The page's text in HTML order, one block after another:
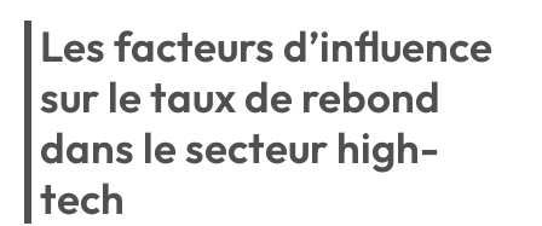
Les facteurs d’influence
sur le taux de rebond
dans le secteur high-
tech